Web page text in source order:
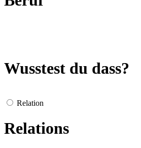
Wusstest du dass?
Relation
Relations